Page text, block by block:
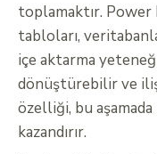
toplamaktır. Power
tabloları,
içe aktarma
dönüştürebilir ve
özelliği, bu
kazandırır.